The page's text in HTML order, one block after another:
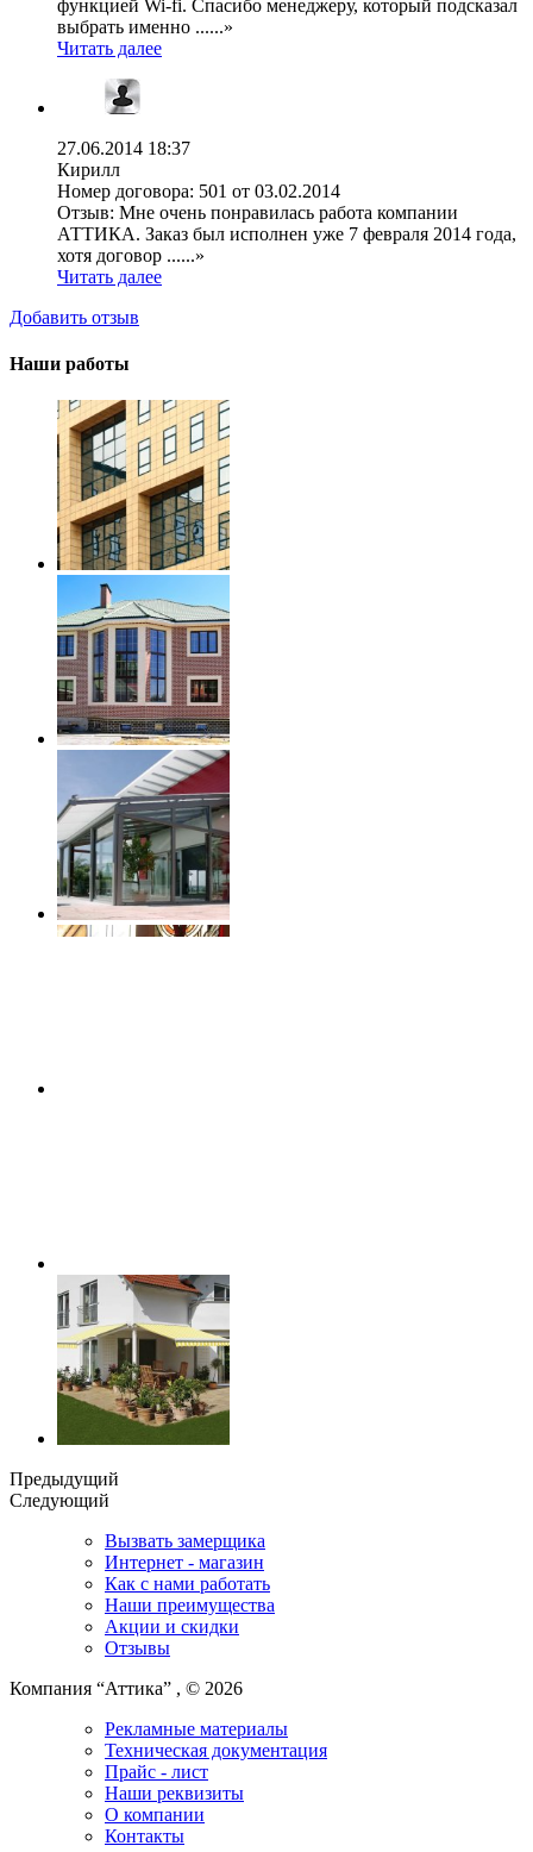
функцией Wi-fi. Спасибо менеджеру, который подсказал
выбрать именно ......»
Читать далее
27.06.2014 18:37
Кирилл
Номер договора: 501 от 03.02.2014
Отзыв: Мне очень понравилась работа компании
АТТИКА. Заказ был исполнен уже 7 февраля 2014 года,
хотя договор ......»
Читать далее
Добавить отзыв
Наши работы
Предыдущий
Следующий
Вызвать замерщика
Интернет - магазин
Как с нами работать
Наши преимущества
Акции и скидки
Отзывы
Компания “Аттика” , © 2026
Рекламные материалы
Техническая документация
Прайс - лист
Наши реквизиты
О компании
Контакты